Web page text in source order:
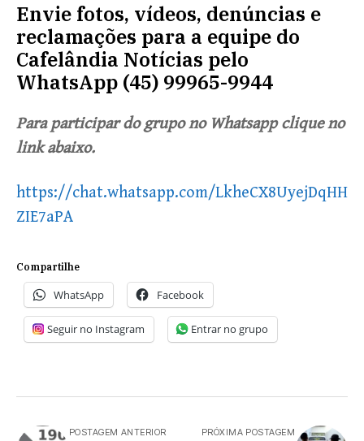
Envie fotos, vídeos, denúncias e
reclamações para a equipe do
Cafelândia Notícias pelo
WhatsApp (45) 99965-9944
Para participar do grupo no Whatsapp clique no
link abaixo.
https://chat.whatsapp.com/LkheCX8UyejDqHH
ZIE7aPA
Compartilhe
WhatsApp Facebook
Seguir no Instagram Entrar no grupo
POSTAGEM ANTERIOR PRÓXIMA POSTAGEM